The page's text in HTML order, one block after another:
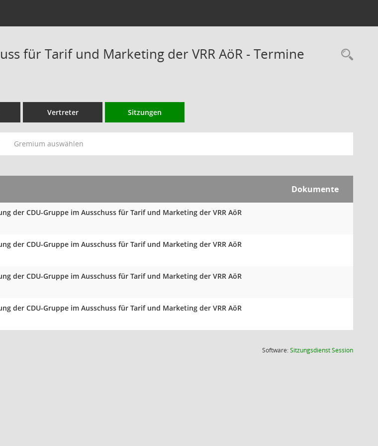
für Tarif und Marketing der VRR AöR - Termine
Vertreter Sitzungen
Gremium auswählen
Dokumente
der CDU-Gruppe im Ausschuss für Tarif und Marketing der VRR AöR
der CDU-Gruppe im Ausschuss für Tarif und Marketing der VRR AöR
der CDU-Gruppe im Ausschuss für Tarif und Marketing der VRR AöR
der CDU-Gruppe im Ausschuss für Tarif und Marketing der VRR AöR
Software:SitzungsdienstSession(Wird in